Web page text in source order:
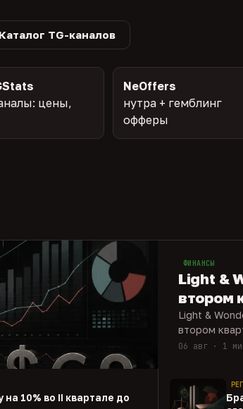
TG-каналов
цены,
NeOffers
нутра + гемблинг
офферы
ФИНАНСЫ
Light &
втором
Light &
втором
06 авг · 1
10% во II квартале до